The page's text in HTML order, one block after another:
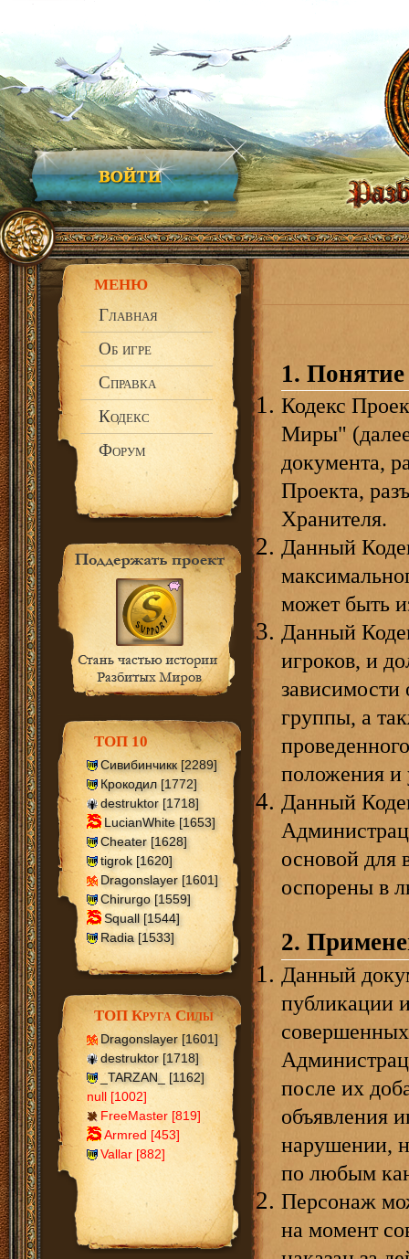
.
МЕНЮ
Главная
Об игре
Справка
Кодекс
Форум
ТОП 10
Сивибинчикк [2289]
Крокодил [1772]
destruktor [1718]
LucianWhite [1653]
Cheater [1628]
tigrok [1620]
Dragonslayer [1601]
Chirurgo [1559]
Squall [1544]
Radia [1533]
ТОП Круга Силы
Dragonslayer [1601]
destruktor [1718]
_TARZAN_ [1162]
null [1002]
FreeMaster [819]
Armred [453]
Vallar [882]
1.
Кодекс
Миры"
документа,
Проекта,
Хранителя.
Данный
может быть
Данный
игроков, и
зависимости
группы, а
положения и
Данный
основой для
оспорены в
2.
Данный
публикации
после их
объявления
нарушении,
по любым
Персонаж
на момент